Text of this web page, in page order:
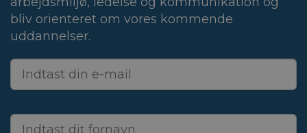
bliv orienteret om vores kommende
uddannelser.